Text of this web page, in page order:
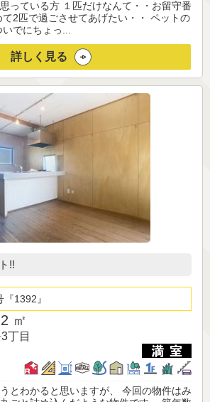
っている方 １匹だけなんて・・お留守番
2匹で過ごさせてあげたい・・ ペットの
でにちょっ...
詳しく見る
!!
1392
㎡
丁目
とわかると思いますが、 今回の物件はみ